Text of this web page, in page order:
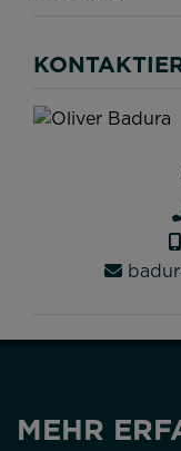
MEHR